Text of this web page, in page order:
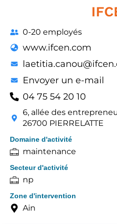
0-20 employés
www.ifcen.com
Envoyer un e-mail
04 75 54 20 10
6, allée des
26700 PIERRELATTE
Domaine d'activité
maintenance
Secteur d'activité
np
Zone d'intervention
Ain